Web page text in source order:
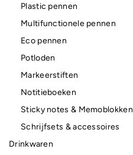
Plastic pennen
Multifunctionele pennen
Eco pennen
Potloden
Markeerstiften
Notitieboeken
Sticky notes & Memoblokken
Schrijfsets & accessoires
Drinkwaren